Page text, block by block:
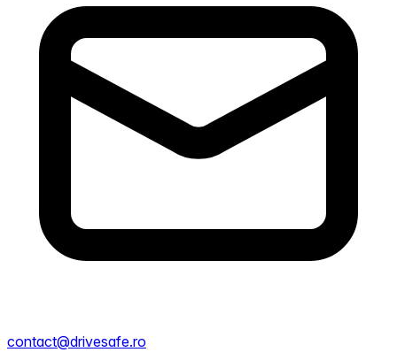
contact@drivesafe.ro